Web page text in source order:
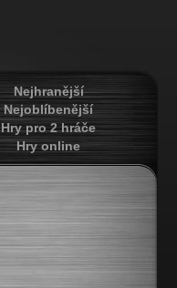
Nejhranější
Nejoblíbenější
Hry pro 2 hráče
Hry online